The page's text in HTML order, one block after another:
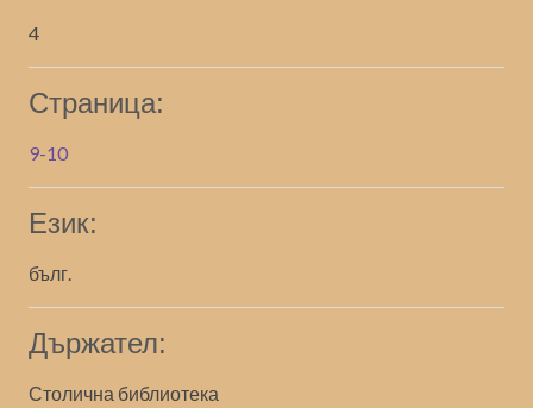
4
Страница:
9-10
Език:
бълг.
Държател:
Столична библиотека